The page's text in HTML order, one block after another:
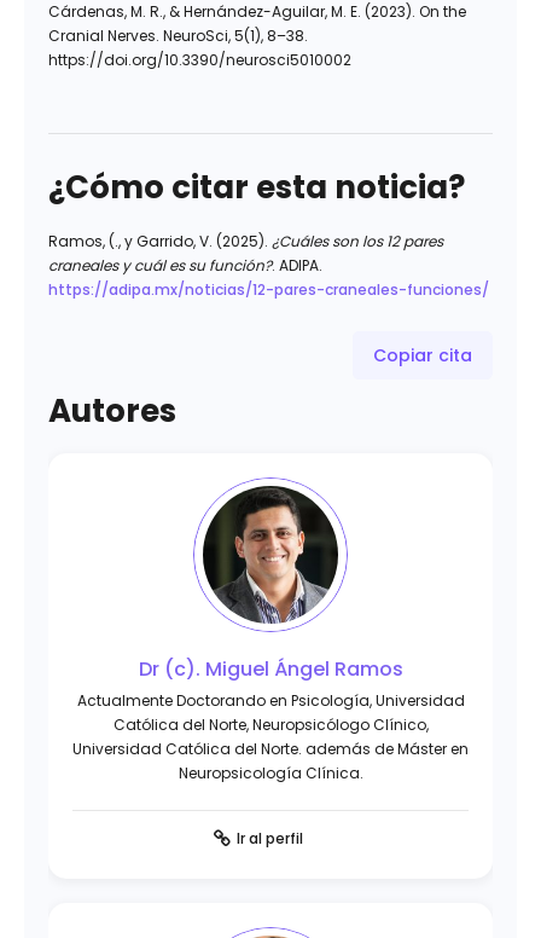
Cárdenas, M. R., & Hernández-Aguilar, M. E. (2023). On the
Cranial Nerves. NeuroSci, 5(1), 8–38.
https://doi.org/10.3390/neurosci5010002
¿Cómo citar esta noticia?
Ramos, (., y Garrido, V. (2025). ¿Cuáles son los 12 pares
craneales y cuál es su función?. ADIPA.
https://adipa.mx/noticias/12-pares-craneales-funciones/
Copiar cita
Autores
Dr (c). Miguel Ángel Ramos
Actualmente Doctorando en Psicología, Universidad
Católica del Norte, Neuropsicólogo Clínico,
Universidad Católica del Norte. además de Máster en
Neuropsicología Clínica.
Ir al perfil